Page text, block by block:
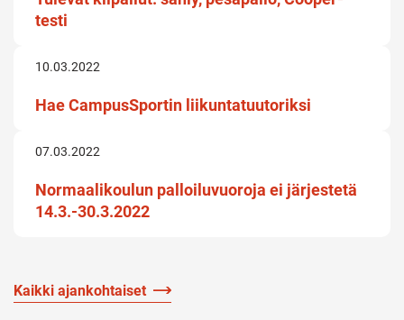
testi
10.03.2022
Hae CampusSportin liikuntatuutoriksi
07.03.2022
Normaalikoulun palloiluvuoroja ei järjestetä
14.3.-30.3.2022
Kaikki ajankohtaiset